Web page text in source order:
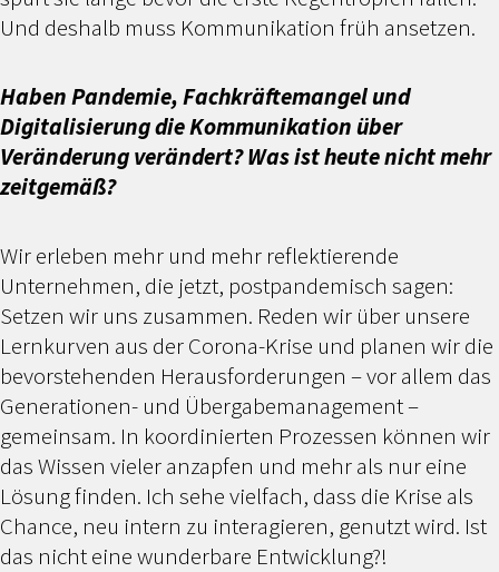
Und deshalb muss Kommunikation früh ansetzen.
Haben Pandemie, Fachkräftemangel und
Digitalisierung die Kommunikation über
Veränderung verändert? Was ist heute nicht mehr
zeitgemäß?
Wir erleben mehr und mehr reflektierende
Unternehmen, die jetzt, postpandemisch sagen:
Setzen wir uns zusammen. Reden wir über unsere
Lernkurven aus der Corona-Krise und planen wir die
bevorstehenden Herausforderungen – vor allem das
Generationen- und Übergabemanagement –
gemeinsam. In koordinierten Prozessen können wir
das Wissen vieler anzapfen und mehr als nur eine
Lösung finden. Ich sehe vielfach, dass die Krise als
Chance, neu intern zu interagieren, genutzt wird. Ist
das nicht eine wunderbare Entwicklung?!